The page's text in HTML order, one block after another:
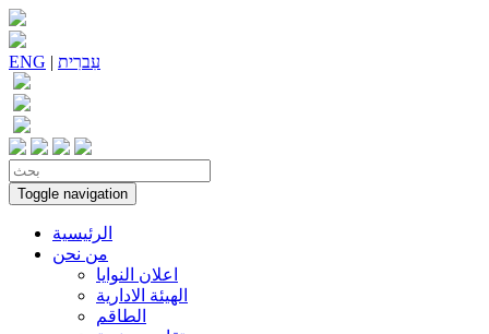
ENG | עִברִית
Toggle navigation
الرئيسية
من نحن
اعلان النوايا
الهيئة الادارية
الطاقم